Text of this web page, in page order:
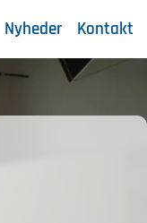
Nyheder Kontakt